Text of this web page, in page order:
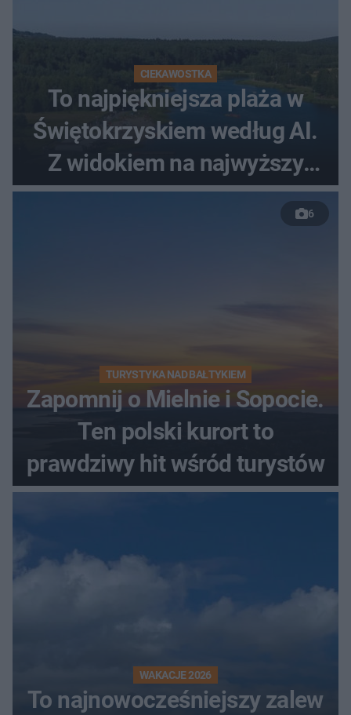
CIEKAWOSTKA
To najpiękniejsza plaża w
Świętokrzyskiem według AI.
Z widokiem na najwyższy
szczyt Gór Świętokrzyskich
6
TURYSTYKA NAD BAŁTYKIEM
Zapomnij o Mielnie i Sopocie.
Ten polski kurort to
prawdziwy hit wśród turystów
WAKACJE 2026
To najnowocześniejszy zalew